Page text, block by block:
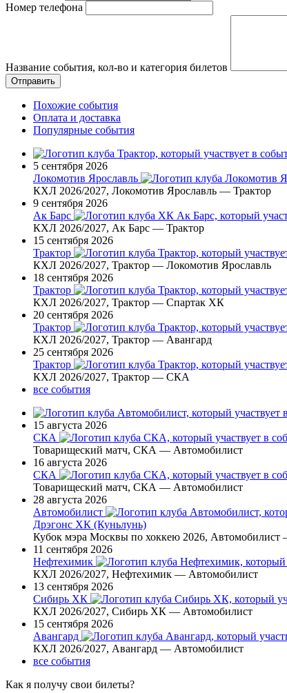
Номер телефона
Название события, кол-во и категория билетов
Похожие события
Оплата и доставка
Популярные события
5 сентября 2026
Локомотив Ярославль
КХЛ 2026/2027, Локомотив Ярославль — Трактор
9 сентября 2026
Ак Барс
КХЛ 2026/2027, Ак Барс — Трактор
15 сентября 2026
Трактор
КХЛ 2026/2027, Трактор — Локомотив Ярославль
18 сентября 2026
Трактор
КХЛ 2026/2027, Трактор — Спартак ХК
20 сентября 2026
Трактор
КХЛ 2026/2027, Трактор — Авангард
25 сентября 2026
Трактор
КХЛ 2026/2027, Трактор — СКА
все события
15 августа 2026
СКА
Товарищеский матч, СКА — Автомобилист
16 августа 2026
СКА
Товарищеский матч, СКА — Автомобилист
28 августа 2026
Автомобилист
Дрэгонс ХК (Куньлунь)
Кубок мэра Москвы по хоккею 2026,
11 сентября 2026
Нефтехимик
КХЛ 2026/2027, Нефтехимик — Автомобилист
13 сентября 2026
Сибирь ХК
КХЛ 2026/2027, Сибирь ХК — Автомобилист
15 сентября 2026
Авангард
КХЛ 2026/2027, Авангард — Автомобилист
все события
Как я получу свои билеты?